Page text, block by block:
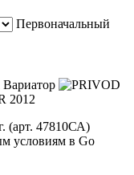
Первоначальный
Вариатор
2012